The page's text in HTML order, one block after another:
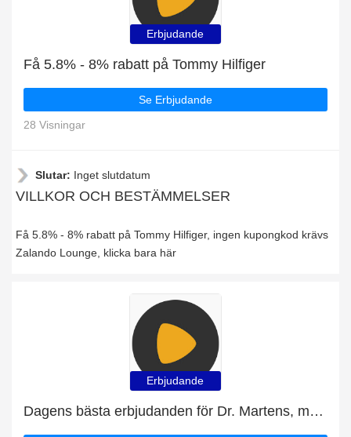
Erbjudande
Få 5.8% - 8% rabatt på Tommy Hilfiger
Se Erbjudande
28 Visningar
Slutar: Inget slutdatum
VILLKOR OCH BESTÄMMELSER
Få 5.8% - 8% rabatt på Tommy Hilfiger, ingen kupongkod krävs
Zalando Lounge, klicka bara här
Erbjudande
Dagens bästa erbjudanden för Dr. Martens, med en minsta rabatt på 6.7%